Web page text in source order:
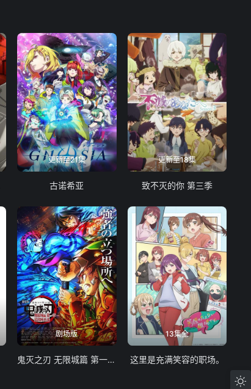
更新至21集
古诺希亚
更新至18集
致不灭的你 第三季
剧场版
鬼灭之刃 无限城篇 第一章 猗窝座再袭
13集全
这里是充满笑容的职场。